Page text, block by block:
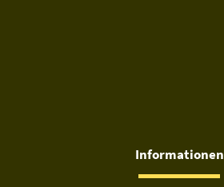
Informationen